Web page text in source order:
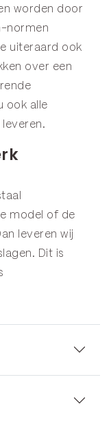
worden door
normen
uiteraard ook
over een
ook alle
model of de
leveren wij
Dit is